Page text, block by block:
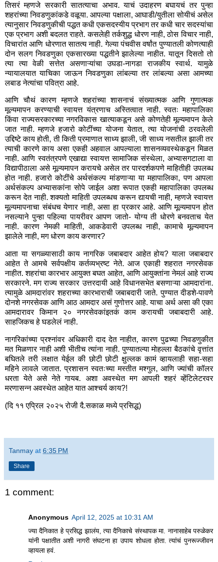
तिसरं म्हणजे सरकारी सातत्याचा अभाव. याचं उदाहरण बघायचं तर पुन्हा
शहरांच्या निवडणुकांकडे वळूया. आपल्या पक्षाला, आघाडी/युतीला सोयीचं असेल
त्यानुसार निवडणुकीची पद्धत कधी एकसदस्यीय प्रभाग तर कधी चार सदस्यांचा
एक प्रभाग अशी बदलत राहते. कसलेही तर्कशुद्ध धोरण नाही, ठोस विचार नाही,
विचारांत आणि धोरणात सातत्य नाही. गेल्या पंचवीस वर्षांत पुण्यातली कोणत्याही
दोन सलग निवडणुका एकसारख्या पद्धतीने झालेल्या नाहीत. यातून दिसतो तो
त्या त्या वेळी सत्तेत असणाऱ्यांचा उघडा-नागडा राजकीय स्वार्थ. यामुळे
न्यायालयात याचिका जाऊन निवडणुका लांबल्या तर लांबल्या असा आमच्या
लबाड नेत्यांचा पवित्रा आहे.
आणि चौथं कारण म्हणजे शहरांच्या शासनाचं संख्यात्मक आणि गुणात्मक
मूल्यमापन करण्याची स्वायत्त यंत्रणाच अस्तित्वात नाही. स्वतः महापालिका
किंवा राज्यसरकारच्या नगरविकास खात्याकडून असे कोणतेही मूल्यमापन केले
जात नाही. म्हणजे हजारो कोटींच्या योजना येतात, त्या योजनांची ठरवलेली
उद्दिष्टे काय होती, ती किती प्रमाणात साध्य झाली, जी साध्य नसतील झाली तर
त्याची कारणे काय असा एकही अहवाल आपल्याला शासनव्यवस्थेकडून मिळत
नाही. आणि स्वतंत्रपणे एखाद्या स्वायत्त सामाजिक संस्थेला, अभ्यासगटाला वा
विद्यापीठाला असे मूल्यमापन करायचे असेल तर पारदर्शकपणे माहितीही उपलब्ध
होत नाही. हजारो कोटींचे अर्थसंकल्प मांडणाऱ्या या महापालिका, पण आपला
अर्थसंकल्प अभ्यासकांना सोपे जाईल अशा रूपात एकही महापालिका उपलब्ध
करून देत नाही. शक्यतो माहिती उपलब्धच करून द्यायची नाही, म्हणजे स्वायत्त
मूल्यमापनाचा संबंधच येणार नाही, असा हा प्रकार आहे. आणि मूल्यमापन होत
नसल्याने पुन्हा पहिल्या पायरीवर आपण जातो- योग्य ती धोरणे बनवताच येत
नाही. कारण नेमकी माहिती, आकडेवारी उपलब्ध नाही, कामाचे मूल्यमापन
झालेले नाही, मग धोरण काय करणार?
आता या सगळ्यासाठी काय नागरिक जबाबदार आहेत होय? याला जबाबदार
आहेत ते आमचे सर्वपक्षीय कर्तव्यभ्रष्ट नेते. आज एकाही शहरात नगरसेवक
नाहीत. शहरांचा कारभार आयुक्त बघत आहेत, आणि आयुक्तांना नेमलं आहे राज्य
सरकारने. मग राज्य सरकार उत्तरदायी आहे विधानसभेत बसणाऱ्या आमदारांना.
त्यामुळे आमदारांवर शहराच्या कारभाराची जबाबदारी जाते. पुण्यात दीडशे-पावणे
दोनशे नगरसेवक आणि आठ आमदार असं गुणोत्तर आहे. याचा अर्थ असा की एका
आमदारावर किमान २० नगरसेवकांइतकं काम करायची जबाबदारी आहे.
साहजिकच हे घडलेलं नाही.
नागरिकांच्या प्रश्नांवर अधिकारी दाद देत नाहीत, कारण पुढच्या निवडणुकीत
मत मिळणार नाही अशी भीतीच त्यांना नाही. पुण्यातल्या मोहल्ला बैठकांचे वृत्तांत
बघितले तरी लक्षात येईल की छोटी छोटी क्षुल्लक कामं व्हायलाही सहा-सहा
महिने लावले जातात. प्रशासन स्वतःच्या मस्तीत मश्गुल, आणि ज्यांची कॉलर
धरता येते असे नेते गायब. अशा अवस्थेत मग आपली शहरं व्हेंटिलेटरवर
मरणासन्न अवस्थेत आहेत यात आश्चर्य काय?!
(दि ११ एप्रिल २०२५ रोजी दै.सकाळ मध्ये प्रसिद्ध)
Tanmay at 6:35 PM
Share
1 comment:
Anonymous April 12, 2025 at 10:31 AM
ज्या दैनिकात हे प्रसिद्ध झालंय, त्या दैनिकाचे संस्थापक मा. नानासाहेब परुळेकर
यांनी पक्षातीत अशी नागरी संघटना हा उपाय शोधला होता. त्यांचं पुनरूज्जीवन
व्हायला हवं.